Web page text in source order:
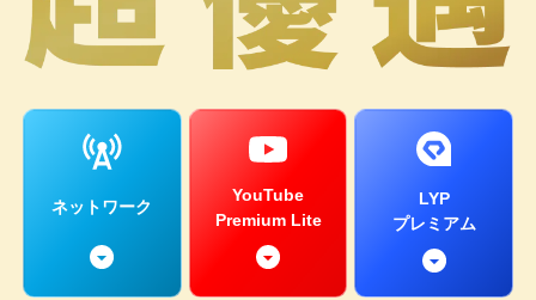
ネットワーク
YouTube
Premium Lite
LYP
プレミアム